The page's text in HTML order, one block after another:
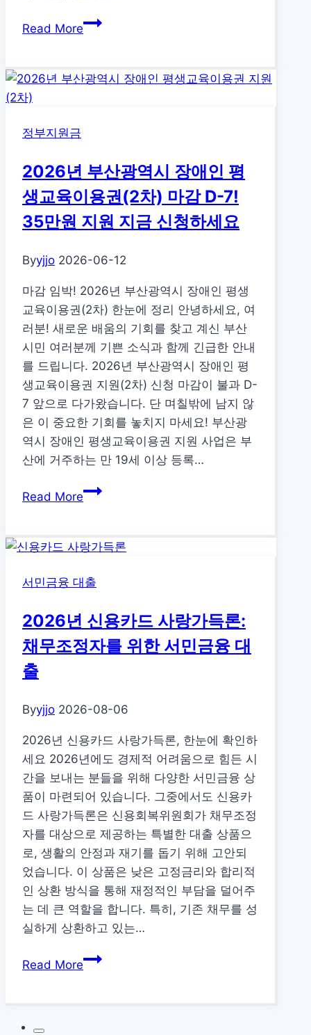
Read More2026
전
완
벽
분
석:
도,
금
리,
조
건
총
정
리
정부지원금
2026년 부산광역시 장애인 평
생교육이용권(2차) 마감 D-7!
35만원 지원 지금 신청하세요
Byyjjo 2026-06-12
마감 임박! 2026년 부산광역시 장애인 평생
교육이용권(2차) 한눈에 정리 안녕하세요, 여
러분! 새로운 배움의 기회를 찾고 계신 부산
시민 여러분께 기쁜 소식과 함께 긴급한 안내
를 드립니다. 2026년 부산광역시 장애인 평
생교육이용권 지원(2차) 신청 마감이 불과 D-
7 앞으로 다가왔습니다. 단 며칠밖에 남지 않
은 이 중요한 기회를 놓치지 마세요! 부산광
역시 장애인 평생교육이용권 지원 사업은 부
산에 거주하는 만 19세 이상 등록…
Read More2026
산
역
장
애
인
교
육
이
용
권
(2
차)
마
감
D-
7!
35
원
서민금융 대출
2026년 신용카드 사랑가득론:
채무조정자를 위한 서민금융 대
출
Byyjjo 2026-08-06
2026년 신용카드 사랑가득론, 한눈에 확인하
세요 2026년에도 경제적 어려움으로 힘든 시
간을 보내는 분들을 위해 다양한 서민금융 상
품이 마련되어 있습니다. 그중에서도 신용카
드 사랑가득론은 신용회복위원회가 채무조정
자를 대상으로 제공하는 특별한 대출 상품으
로, 생활의 안정과 재기를 돕기 위해 고안되
었습니다. 이 상품은 낮은 고정금리와 합리적
인 상환 방식을 통해 재정적인 부담을 덜어주
는 데 큰 역할을 합니다. 특히, 기존 채무를 성
실하게 상환하고 있는…
Read More2026